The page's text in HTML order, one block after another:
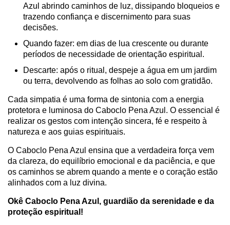
Azul abrindo caminhos de luz, dissipando bloqueios e
trazendo confiança e discernimento para suas
decisões.
Quando fazer: em dias de lua crescente ou durante
períodos de necessidade de orientação espiritual.
Descarte: após o ritual, despeje a água em um jardim
ou terra, devolvendo as folhas ao solo com gratidão.
Cada simpatia é uma forma de sintonia com a energia
protetora e luminosa do Caboclo Pena Azul. O essencial é
realizar os gestos com intenção sincera, fé e respeito à
natureza e aos guias espirituais.
O Caboclo Pena Azul ensina que a verdadeira força vem
da clareza, do equilíbrio emocional e da paciência, e que
os caminhos se abrem quando a mente e o coração estão
alinhados com a luz divina.
Okê Caboclo Pena Azul, guardião da serenidade e da
proteção espiritual!